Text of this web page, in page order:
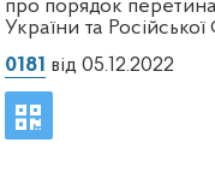
про порядок
України та Російської
0181 від 05.12.2022